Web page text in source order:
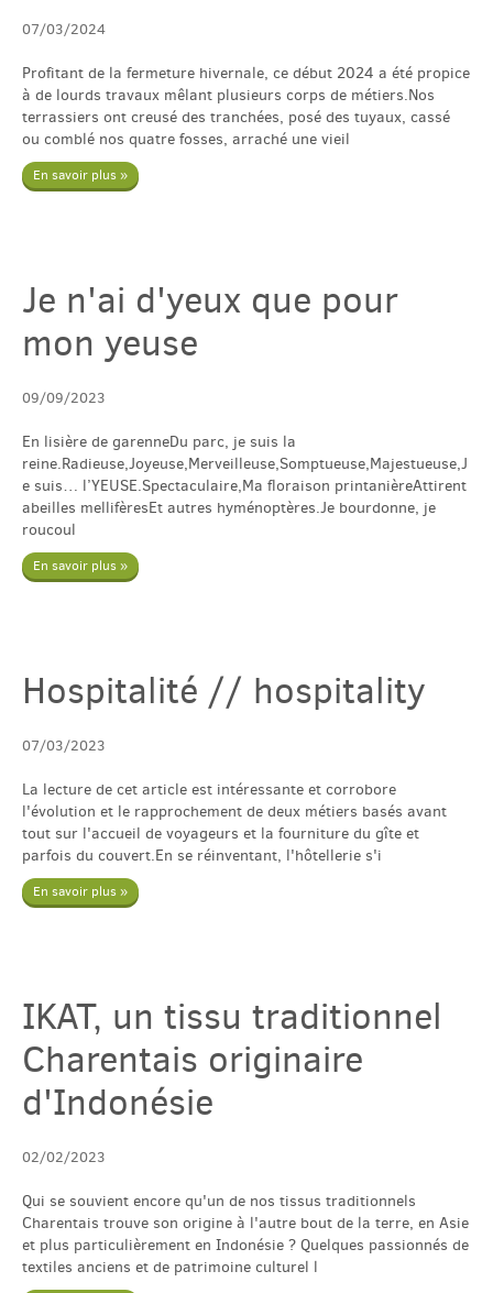
Accès & Tourisme
Plus
Com
Español
07/03/2024
Profitant de la fermeture hivernale, ce début 2024 a été propice
à de lourds travaux mêlant plusieurs corps de métiers.Nos
terrassiers ont creusé des tranchées, posé des tuyaux, cassé
ou comblé nos quatre fosses, arraché une vieil
En savoir plus »
Je n'ai d'yeux que pour
mon yeuse
09/09/2023
En lisière de garenneDu parc, je suis la
reine.Radieuse,Joyeuse,Merveilleuse,Somptueuse,Majestueuse,J
e suis… l’YEUSE.Spectaculaire,Ma floraison printanièreAttirent
abeilles mellifèresEt autres hyménoptères.Je bourdonne, je
roucoul
En savoir plus »
Hospitalité // hospitality
07/03/2023
La lecture de cet article est intéressante et corrobore
l'évolution et le rapprochement de deux métiers basés avant
tout sur l'accueil de voyageurs et la fourniture du gîte et
parfois du couvert.En se réinventant, l'hôtellerie s'i
En savoir plus »
IKAT, un tissu traditionnel
Charentais originaire
d'Indonésie
02/02/2023
Qui se souvient encore qu'un de nos tissus traditionnels
Charentais trouve son origine à l'autre bout de la terre, en Asie
et plus particulièrement en Indonésie ? Quelques passionnés de
textiles anciens et de patrimoine culturel l